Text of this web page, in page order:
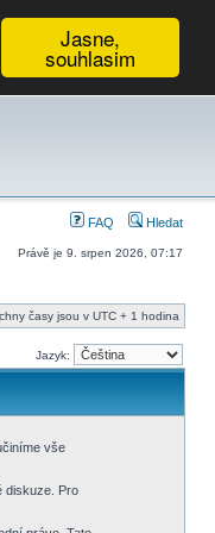
Jasne,
souhlasim
FAQ Hledat
Právě je 9. srpen 2026, 07:17
časy jsou v UTC + 1 hodina
Jazyk:
vše
diskuze. Pro